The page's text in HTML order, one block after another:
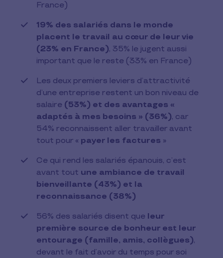
France)
19% des salariés dans le monde
placent le travail au cœur de leur vie
(23% en France), 35% le jugent aussi
important que le reste (33% en France)
Les deux premiers leviers d’attractivité
d’une entreprise restent un bon niveau de
salaire (53%) et des avantages «
adaptés à mes besoins » (36%), car
54% reconnaissent aller travailler avant
tout pour « payer les factures »
Ce qui rend les salariés épanouis, c’est
avant tout une ambiance de travail
bienveillante (43%) et la
reconnaissance (38%)
56% des salariés disent que leur
première source de bonheur est leur
entourage (famille, amis, collègues),
devant le fait d’avoir du temps pour soi